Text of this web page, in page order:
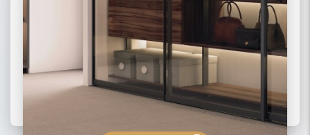
ПОДРОБНЕЕ
ПОДРОБНЕЕ